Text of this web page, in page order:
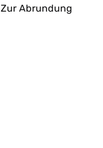
Abrundung